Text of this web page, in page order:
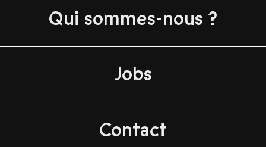
Qui sommes-nous ?
Jobs
Contact